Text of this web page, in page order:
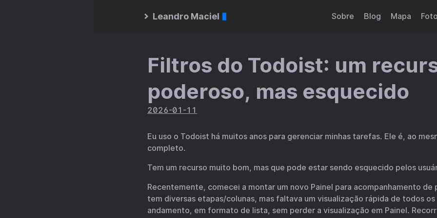
Leandro Maciel Sobre Blog Mapa
Filtros do Todoist: um
poderoso, mas esquecido
2026-01-11
Eu uso o Todoist há muitos anos para gerenciar minhas tarefas. Ele é, ao
completo.
Tem um recurso muito bom, mas que pode estar sendo esquecido pelos
Recentemente, comecei a montar um novo Painel para acompanhamento de
tem diversas etapas/colunas, mas faltava um visualização rápida de todos
andamento, em formato de lista, sem perder a visualização em Painel.